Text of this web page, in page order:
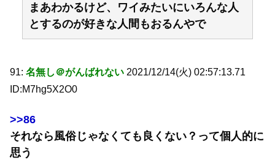
まあわかるけど、ワイみたいにいろんな人
とするのが好きな人間もおるんやで
91: 名無し＠がんばれない 2021/12/14(火) 02:57:13.71
ID:M7hg5X2O0
>>86
それなら風俗じゃなくても良くない？って個人的に
思う